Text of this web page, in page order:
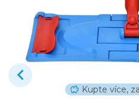
Kupte více,